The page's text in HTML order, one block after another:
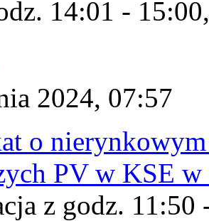
14:01 -
2024, 07:57
o
PV w KSE
z godz. 11:50